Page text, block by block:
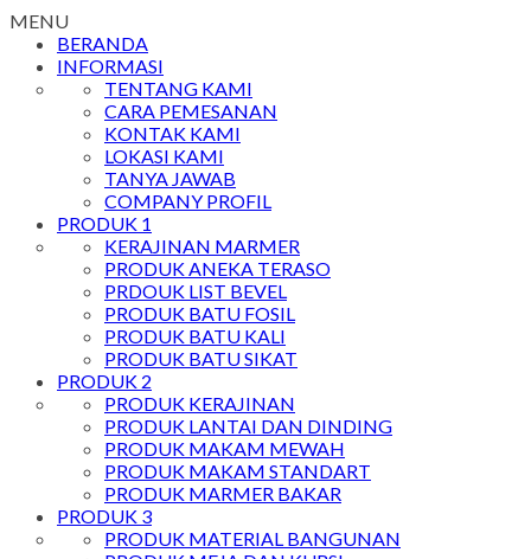
MENU
BERANDA
INFORMASI
TENTANG KAMI
CARA PEMESANAN
KONTAK KAMI
LOKASI KAMI
TANYA JAWAB
COMPANY PROFIL
PRODUK 1
KERAJINAN MARMER
PRODUK ANEKA TERASO
PRDOUK LIST BEVEL
PRODUK BATU FOSIL
PRODUK BATU KALI
PRODUK BATU SIKAT
PRODUK 2
PRODUK KERAJINAN
PRODUK LANTAI DAN DINDING
PRODUK MAKAM MEWAH
PRODUK MAKAM STANDART
PRODUK MARMER BAKAR
PRODUK 3
PRODUK MATERIAL BANGUNAN